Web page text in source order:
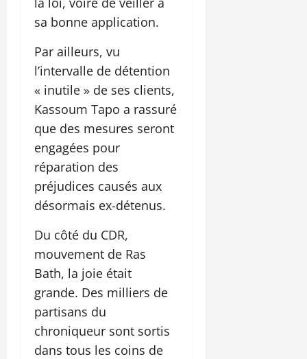
sa bonne application.
Par ailleurs, vu
l’intervalle de détention
« inutile » de ses clients,
Kassoum Tapo a rassuré
que des mesures seront
engagées pour
réparation des
préjudices causés aux
désormais ex-détenus.
Du côté du CDR,
mouvement de Ras
Bath, la joie était
grande. Des milliers de
partisans du
chroniqueur sont sortis
dans tous les coins de